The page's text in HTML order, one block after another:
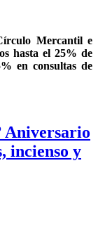
Mercantil e
hasta el 25% de
en consultas de
Aniversario
incienso y